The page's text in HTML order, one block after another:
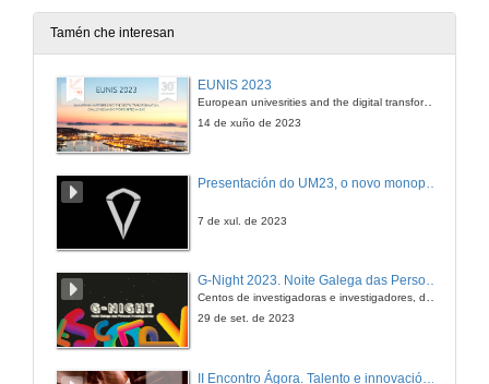
14 de nov. de 2022
14 de nov. de 2022
14 de nov. de 2022
Tamén che interesan
EUNIS 2023
European univesrities and the digital transformation: challenges and opportunities ahead
14 de xuño de 2023
7 de xul. de 2023
G-Night 2023. Noite Galega das Persoas Investigadoras. Conciencias creativas
29 de set. de 2023